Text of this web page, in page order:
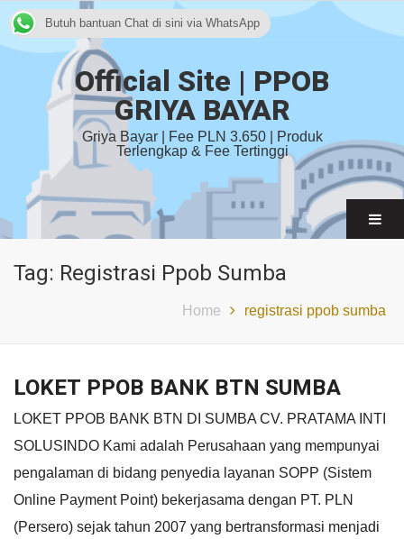
Official Site | PPOB
GRIYA BAYAR
Griya Bayar | Fee PLN 3.650 | Produk
Terlengkap & Fee Tertinggi
Tag: Registrasi Ppob Sumba
Home registrasi ppob sumba
LOKET PPOB BANK BTN SUMBA
LOKET PPOB BANK BTN DI SUMBA CV. PRATAMA INTI
SOLUSINDO Kami adalah Perusahaan yang mempunyai
pengalaman di bidang penyedia layanan SOPP (Sistem
Online Payment Point) bekerjasama dengan PT. PLN
(Persero) sejak tahun 2007 yang bertransformasi menjadi
Butuh bantuan Chat di sini via WhatsApp